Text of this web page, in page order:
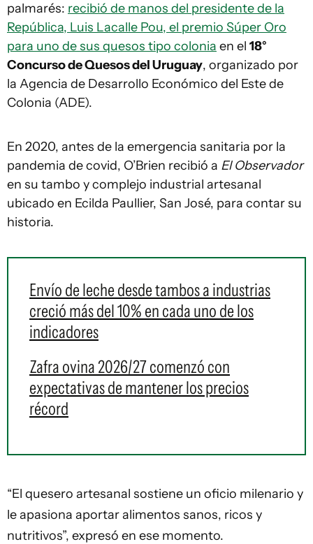
palmarés: recibió de manos del presidente de la
República, Luis Lacalle Pou, el premio Súper Oro
para uno de sus quesos tipo colonia en el 18°
Concurso de Quesos del Uruguay, organizado por
la Agencia de Desarrollo Económico del Este de
Colonia (ADE).
En 2020, antes de la emergencia sanitaria por la
pandemia de covid, O’Brien recibió a El Observador
en su tambo y complejo industrial artesanal
ubicado en Ecilda Paullier, San José, para contar su
historia.
Envío de leche desde tambos a industrias
creció más del 10% en cada uno de los
indicadores
Zafra ovina 2026/27 comenzó con
expectativas de mantener los precios
récord
“El quesero artesanal sostiene un oficio milenario y
le apasiona aportar alimentos sanos, ricos y
nutritivos”, expresó en ese momento.